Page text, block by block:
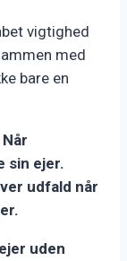
vigtighed
med
bare en
sin ejer.
udfald når
uden